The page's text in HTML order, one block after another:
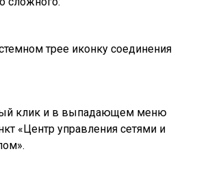
трее иконку соединения
клик и в выпадающем меню
«Центр управления сетями и